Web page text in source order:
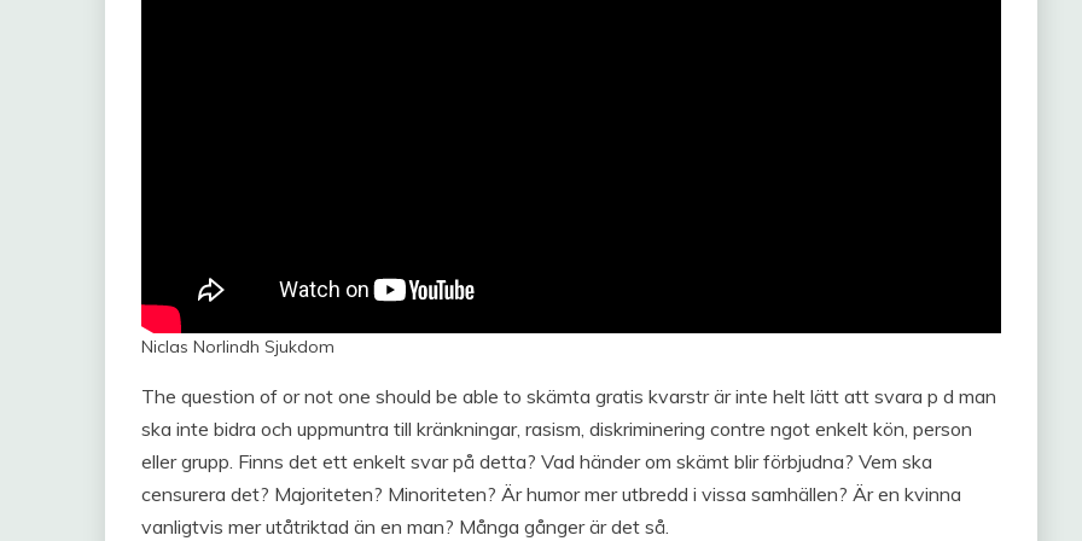
Niclas Norlindh Sjukdom
The question of or not one should be able to skämta gratis kvarstr är inte helt lätt att svara p d man
ska inte bidra och uppmuntra till kränkningar, rasism, diskriminering contre ngot enkelt kön, person
eller grupp. Finns det ett enkelt svar på detta? Vad händer om skämt blir förbjudna? Vem ska
censurera det? Majoriteten? Minoriteten? Är humor mer utbredd i vissa samhällen? Är en kvinna
vanligtvis mer utåtriktad än en man? Många gånger är det så.